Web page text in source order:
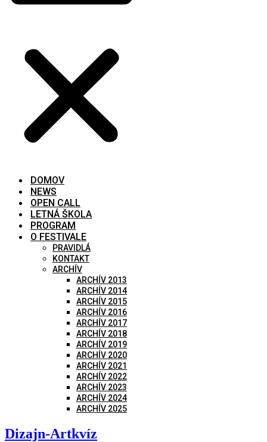
DOMOV
NEWS
OPEN CALL
LETNÁ ŠKOLA
PROGRAM
O FESTIVALE
PRAVIDLÁ
KONTAKT
ARCHÍV
ARCHÍV 2013
ARCHÍV 2014
ARCHÍV 2015
ARCHÍV 2016
ARCHÍV 2017
ARCHÍV 2018
ARCHÍV 2019
ARCHÍV 2020
ARCHÍV 2021
ARCHÍV 2022
ARCHÍV 2023
ARCHÍV 2024
ARCHÍV 2025
Dizajn-Artkvíz